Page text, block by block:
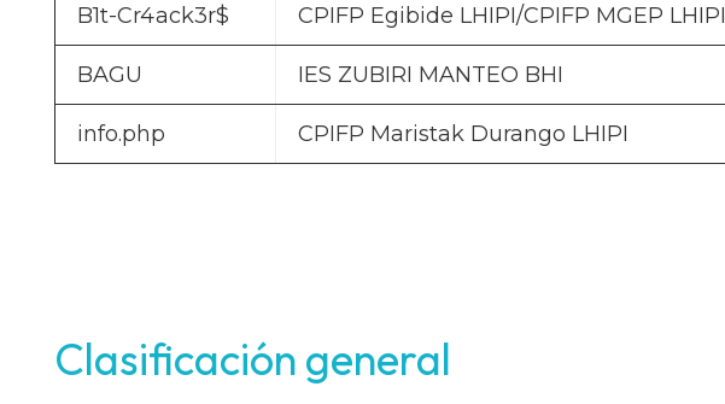
B1t-Cr4ack3r$ CPIFP Egibide LHIPI/CPIFP MGEP LHIPI
BAGU IES ZUBIRI MANTEO BHI
info.php CPIFP Maristak Durango LHIPI
Clasificación general